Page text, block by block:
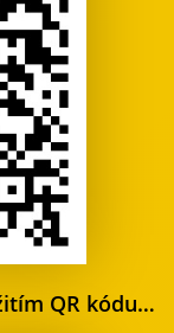
QR kódu…